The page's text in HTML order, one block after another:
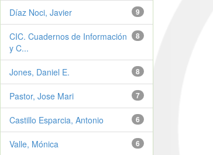
9
Díaz Noci, Javier
8
CIC. Cuadernos de Información
y C...
8
Jones, Daniel E.
7
Pastor, Jose Mari
6
Castillo Esparcia, Antonio
6
Valle, Mónica